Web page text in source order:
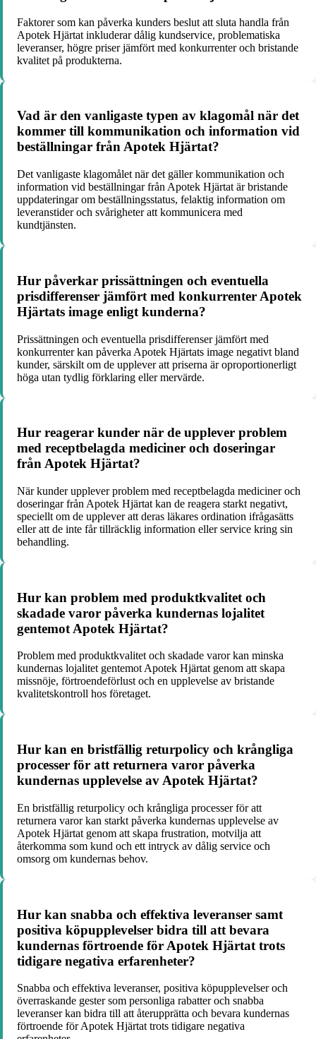
Faktorer som kan påverka kunders beslut att sluta handla från
Apotek Hjärtat inkluderar dålig kundservice, problematiska
leveranser, högre priser jämfört med konkurrenter och bristande
kvalitet på produkterna.
Vad är den vanligaste typen av klagomål när det
kommer till kommunikation och information vid
beställningar från Apotek Hjärtat?
Det vanligaste klagomålet när det gäller kommunikation och
information vid beställningar från Apotek Hjärtat är bristande
uppdateringar om beställningsstatus, felaktig information om
leveranstider och svårigheter att kommunicera med
kundtjänsten.
Hur påverkar prissättningen och eventuella
prisdifferenser jämfört med konkurrenter Apotek
Hjärtats image enligt kunderna?
Prissättningen och eventuella prisdifferenser jämfört med
konkurrenter kan påverka Apotek Hjärtats image negativt bland
kunder, särskilt om de upplever att priserna är oproportionerligt
höga utan tydlig förklaring eller mervärde.
Hur reagerar kunder när de upplever problem
med receptbelagda mediciner och doseringar
från Apotek Hjärtat?
När kunder upplever problem med receptbelagda mediciner och
doseringar från Apotek Hjärtat kan de reagera starkt negativt,
speciellt om de upplever att deras läkares ordination ifrågasätts
eller att de inte får tillräcklig information eller service kring sin
behandling.
Hur kan problem med produktkvalitet och
skadade varor påverka kundernas lojalitet
gentemot Apotek Hjärtat?
Problem med produktkvalitet och skadade varor kan minska
kundernas lojalitet gentemot Apotek Hjärtat genom att skapa
missnöje, förtroendeförlust och en upplevelse av bristande
kvalitetskontroll hos företaget.
Hur kan en bristfällig returpolicy och krångliga
processer för att returnera varor påverka
kundernas upplevelse av Apotek Hjärtat?
En bristfällig returpolicy och krångliga processer för att
returnera varor kan starkt påverka kundernas upplevelse av
Apotek Hjärtat genom att skapa frustration, motvilja att
återkomma som kund och ett intryck av dålig service och
omsorg om kundernas behov.
Hur kan snabba och effektiva leveranser samt
positiva köpupplevelser bidra till att bevara
kundernas förtroende för Apotek Hjärtat trots
tidigare negativa erfarenheter?
Snabba och effektiva leveranser, positiva köpupplevelser och
överraskande gester som personliga rabatter och snabba
leveranser kan bidra till att återupprätta och bevara kundernas
förtroende för Apotek Hjärtat trots tidigare negativa